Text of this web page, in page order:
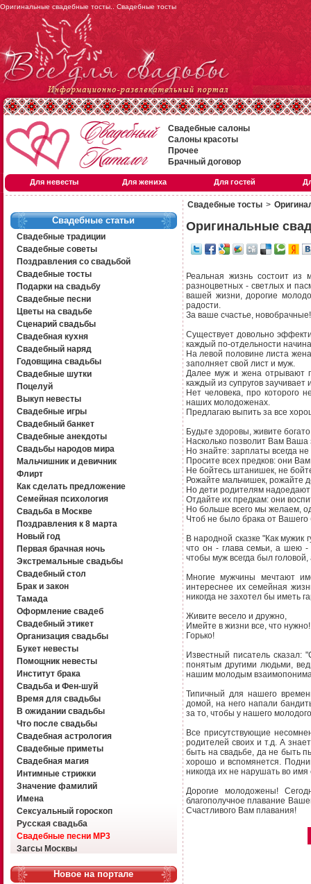
Оригинальные свадебные тосты.. Свадебные тосты
Свадебные салоны
Салоны красоты
Прочее
Брачный договор
Для невесты Для жениха Для гостей
Свадебные статьи
Свадебные традиции
Свадебные советы
Поздравления со свадьбой
Свадебные тосты
Подарки на свадьбу
Свадебные песни
Цветы на свадьбе
Сценарий свадьбы
Свадебная кухня
Свадебный наряд
Годовщина свадьбы
Свадебные шутки
Поцелуй
Выкуп невесты
Свадебные игры
Свадебный банкет
Свадебные анекдоты
Свадьбы народов мира
Мальчишник и девичник
Флирт
Как сделать предложение
Семейная психология
Свадьба в Москве
Поздравления к 8 марта
Новый год
Первая брачная ночь
Экстремальные свадьбы
Свадебный стол
Брак и закон
Тамада
Оформление свадеб
Свадебный этикет
Организация свадьбы
Букет невесты
Помощник невесты
Институт брака
Свадьба и Фен-шуй
Время для свадьбы
В ожидании свадьбы
Что после свадьбы
Свадебная астрология
Свадебные приметы
Свадебная магия
Интимные стрижки
Значение фамилий
Имена
Сексуальный гороскоп
Русская свадьба
Свадебные песни MP3
Загсы Москвы
Новое на портале
Свадебные тосты >
Оригинальные
Реальная жизнь состоит из
разноцветных - светлых и
вашей жизни, дорогие
радости.
За ваше счастье, новобрачные!
Существует довольно
каждый по-отдельности
На левой половине листа
заполняет свой лист и муж.
Далее муж и жена отрывают
каждый из супругов
Нет человека, про которого
наших молодоженах.
Предлагаю выпить за все
Будьте здоровы, живите
Насколько позволит Вам Ваша
Но знайте: зарплаты всегда не
Просите всех предков: они
Не бойтесь штанишек, не
Рожайте мальчишек, рожайте
Но дети родителям
Отдайте их предкам: они
Но больше всего мы желаем,
Чтоб не было брака от Вашего
В народной сказке "Как мужик
что он - глава семьи, а шею -
чтобы муж всегда был
Многие мужчины мечтают
интереснее их семейная
никогда не захотел бы иметь
Живите весело и дружно,
Имейте в жизни все, что нужно!
Горько!
Известный писатель сказал:
понятым другими людьми,
нашим молодым
Типичный для нашего
домой, на него напали
за то, чтобы у нашего
Все присутствующие
родителей своих и т.д. А
быть на свадьбе, да не быть
хорошо и вспомянется.
никогда их не нарушать во
Дорогие молодожены!
благополучное плавание
Счастливого Вам плавания!